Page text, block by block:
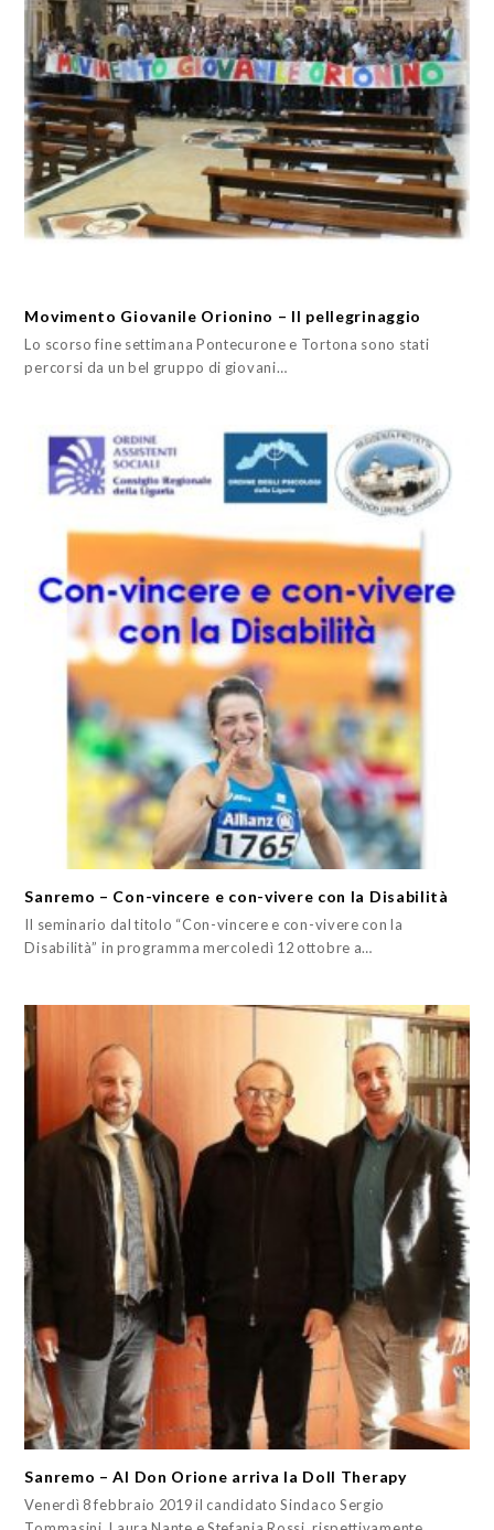
Movimento Giovanile Orionino – Il pellegrinaggio
Lo scorso fine settimana Pontecurone e Tortona sono stati
percorsi da un bel gruppo di giovani…
Sanremo – Con-vincere e con-vivere con la Disabilità
Il seminario dal titolo “Con-vincere e con-vivere con la
Disabilità” in programma mercoledì 12 ottobre a…
Sanremo – Al Don Orione arriva la Doll Therapy
Venerdì 8 febbraio 2019 il candidato Sindaco Sergio